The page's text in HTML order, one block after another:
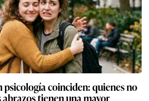
psicología coinciden: quienes no
tienen una mayor